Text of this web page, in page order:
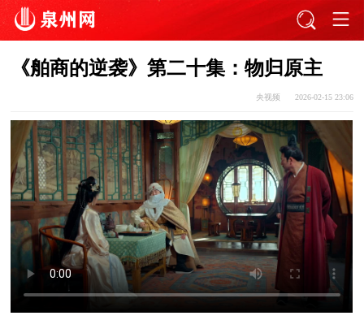
《舶商的逆袭》第二十集：物归原主
央视频 2026-02-15 23:06